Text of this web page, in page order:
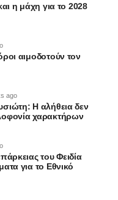
η μάχη για το 2028
αιμοδοτούν τον
ago
Η αλήθεια δεν
χαρακτήρων
του Φειδία
για το Εθνικό